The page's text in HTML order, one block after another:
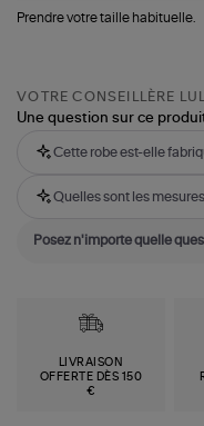
Prendre votre taille habituelle.
VOTRE CONSEILLÈRE
Une question sur ce
Cette robe est-elle
Quelles sont les
LIVRAISON
OFFERTE DÈS 150
€